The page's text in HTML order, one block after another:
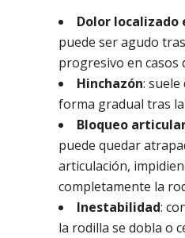
Dolor localizado
puede ser agudo
progresivo en casos
Hinchazón:
forma gradual tras
Bloqueo
puede quedar
articulación,
completamente la
Inestabilidad:
la rodilla se dobla o